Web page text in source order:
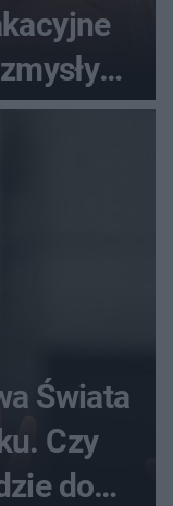
Świata
Czy
do